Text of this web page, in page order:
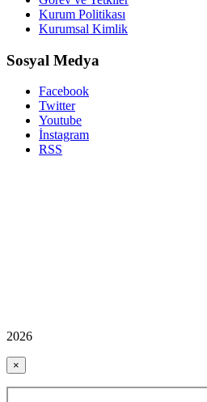
Kurum Politikası
Kurumsal Kimlik
Sosyal Medya
Facebook
Twitter
Youtube
İnstagram
RSS
2026
×